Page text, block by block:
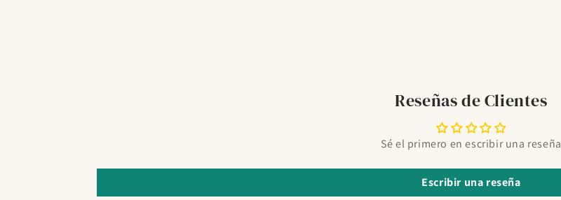
Reseñas de Clientes
Sé el primero en escribir una reseña
Escribir una reseña